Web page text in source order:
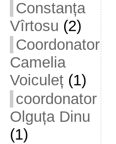
Constanța
Vîrtosu (2)
Coordonator
Camelia
Voiculeț(1)
coordonator
Olguța Dinu
(1)